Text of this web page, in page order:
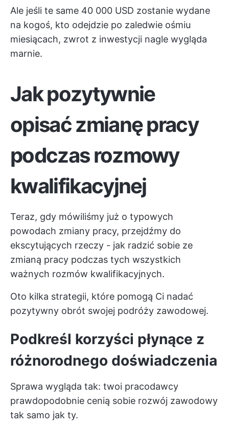
Ale jeśli te same 40 000 USD zostanie wydane
na kogoś, kto odejdzie po zaledwie ośmiu
miesiącach, zwrot z inwestycji nagle wygląda
marnie.
Jak pozytywnie
opisać zmianę pracy
podczas rozmowy
kwalifikacyjnej
Teraz, gdy mówiliśmy już o typowych
powodach zmiany pracy, przejdźmy do
ekscytujących rzeczy - jak radzić sobie ze
zmianą pracy podczas tych wszystkich
ważnych rozmów kwalifikacyjnych.
Oto kilka strategii, które pomogą Ci nadać
pozytywny obrót swojej podróży zawodowej.
Podkreśl korzyści płynące z
różnorodnego doświadczenia
Sprawa wygląda tak: twoi pracodawcy
prawdopodobnie cenią sobie rozwój zawodowy
tak samo jak ty.